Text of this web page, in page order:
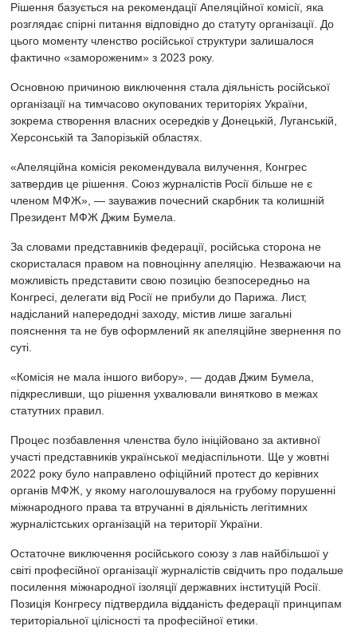
Рішення базується на рекомендації Апеляційної комісії, яка
розглядає спірні питання відповідно до статуту організації. До
цього моменту членство російської структури залишалося
фактично «замороженим» з 2023 року.
Основною причиною виключення стала діяльність російської
організації на тимчасово окупованих територіях України,
зокрема створення власних осередків у Донецькій, Луганській,
Херсонській та Запорізькій областях.
«Апеляційна комісія рекомендувала вилучення, Конгрес
затвердив це рішення. Союз журналістів Росії більше не є
членом МФЖ», — зауважив почесний скарбник та колишній
Президент МФЖ Джим Бумела.
За словами представників федерації, російська сторона не
скористалася правом на повноцінну апеляцію. Незважаючи на
можливість представити свою позицію безпосередньо на
Конгресі, делегати від Росії не прибули до Парижа. Лист,
надісланий напередодні заходу, містив лише загальні
пояснення та не був оформлений як апеляційне звернення по
суті.
«Комісія не мала іншого вибору», — додав Джим Бумела,
підкресливши, що рішення ухвалювали винятково в межах
статутних правил.
Процес позбавлення членства було ініційовано за активної
участі представників української медіаспільноти. Ще у жовтні
2022 року було направлено офіційний протест до керівних
органів МФЖ, у якому наголошувалося на грубому порушенні
міжнародного права та втручанні в діяльність легітимних
журналістських організацій на території України.
Остаточне виключення російського союзу з лав найбільшої у
світі професійної організації журналістів свідчить про подальше
посилення міжнародної ізоляції державних інституцій Росії.
Позиція Конгресу підтвердила відданість федерації принципам
територіальної цілісності та професійної етики.